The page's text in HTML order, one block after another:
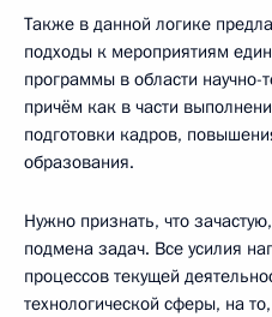
Также в данной логике
подходы к мероприятиям
программы в области научно-
причём как в части
подготовки кадров,
образования.
Нужно признать, что
подмена задач. Все усилия
процессов текущей
технологической сферы, на